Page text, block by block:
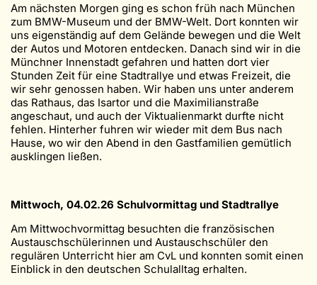
Am nächsten Morgen ging es schon früh nach München
zum BMW-Museum und der BMW-Welt. Dort konnten wir
uns eigenständig auf dem Gelände bewegen und die Welt
der Autos und Motoren entdecken. Danach sind wir in die
Münchner Innenstadt gefahren und hatten dort vier
Stunden Zeit für eine Stadtrallye und etwas Freizeit, die
wir sehr genossen haben. Wir haben uns unter anderem
das Rathaus, das Isartor und die Maximilianstraße
angeschaut, und auch der Viktualienmarkt durfte nicht
fehlen. Hinterher fuhren wir wieder mit dem Bus nach
Hause, wo wir den Abend in den Gastfamilien gemütlich
ausklingen ließen.
Mittwoch, 04.02.26 Schulvormittag und Stadtrallye
Am Mittwochvormittag besuchten die französischen
Austauschschülerinnen und Austauschschüler den
regulären Unterricht hier am CvL und konnten somit einen
Einblick in den deutschen Schulalltag erhalten.